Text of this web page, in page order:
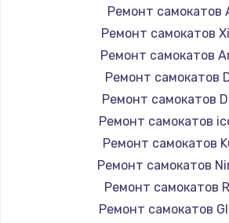
Ремонт самокатов
Ремонт самокатов
Ремонт самокатов
Ремонт самокатов
Ремонт самокатов
Ремонт самокатов
Ремонт самокатов
Ремонт самокатов
Ремонт самокатов
Ремонт самокатов